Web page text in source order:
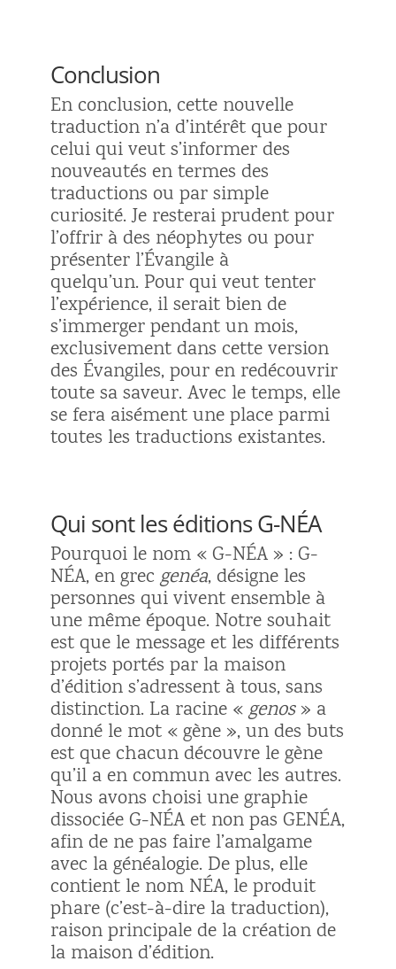
Conclusion
En conclusion, cette nouvelle
traduction n’a d’intérêt que pour
celui qui veut s’informer des
nouveautés en termes des
traductions ou par simple
curiosité. Je resterai prudent pour
l’offrir à des néophytes ou pour
présenter l’Évangile à
quelqu’un. Pour qui veut tenter
l’expérience, il serait bien de
s’immerger pendant un mois,
exclusivement dans cette version
des Évangiles, pour en redécouvrir
toute sa saveur. Avec le temps, elle
se fera aisément une place parmi
toutes les traductions existantes.
Qui sont les éditions G-NÉA
Pourquoi le nom « G-NÉA » : G-
NÉA, en grecgenéa, désigne les
personnes qui vivent ensemble à
une même époque. Notre souhait
est que le message et les différents
projets portés par la maison
d’édition s’adressent à tous, sans
distinction. La racine «genos» a
donné le mot « gène », un des buts
est que chacun découvre le gène
qu’il a en commun avec les autres.
Nous avons choisi une graphie
dissociée G-NÉA et non pas GENÉA,
afin de ne pas faire l’amalgame
avec la généalogie. De plus, elle
contient le nom NÉA, le produit
phare (c’est-à-dire la traduction),
raison principale de la création de
la maison d’édition.